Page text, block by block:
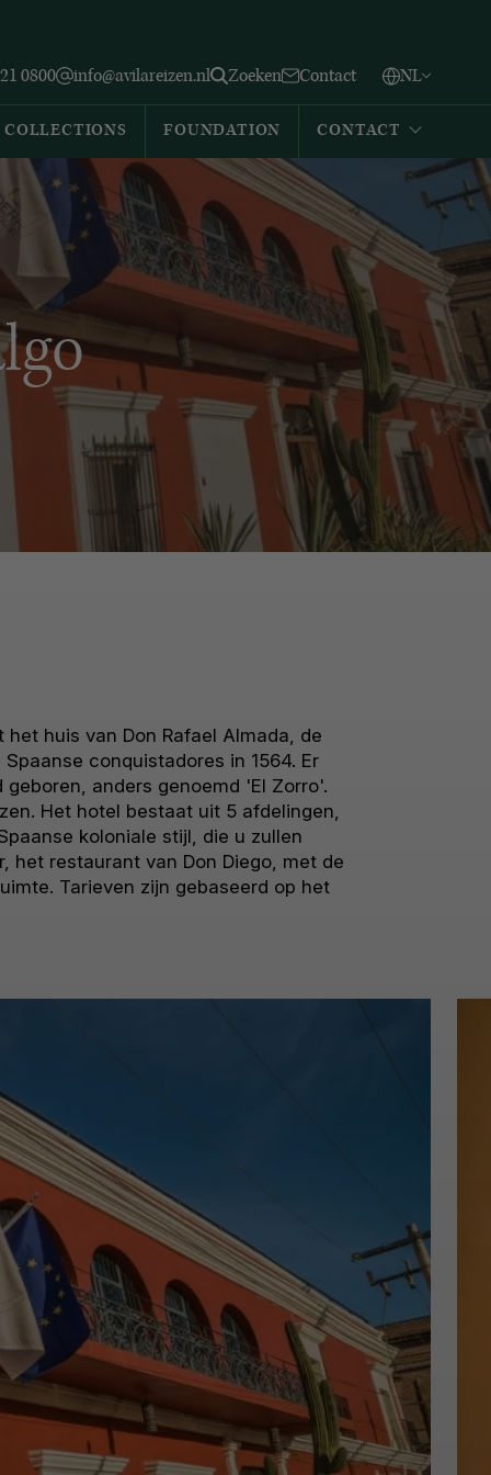
0800 info@avilareizen.nl Zoeken Contact NL
Español
COLLECTIONS FOUNDATION CONTACT
huis van Don Rafael Almada, de
conquistadores in 1564. Er
anders genoemd 'El Zorro'.
Het hotel bestaat uit 5 afdelingen,
koloniale stijl, die u zullen
het restaurant van Don Diego, met de
Tarieven zijn gebaseerd op het